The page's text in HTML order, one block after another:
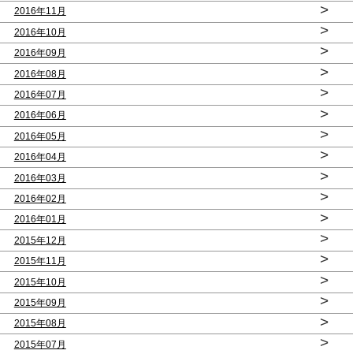
2016年11月 >
2016年10月 >
2016年09月 >
2016年08月 >
2016年07月 >
2016年06月 >
2016年05月 >
2016年04月 >
2016年03月 >
2016年02月 >
2016年01月 >
2015年12月 >
2015年11月 >
2015年10月 >
2015年09月 >
2015年08月 >
2015年07月 >